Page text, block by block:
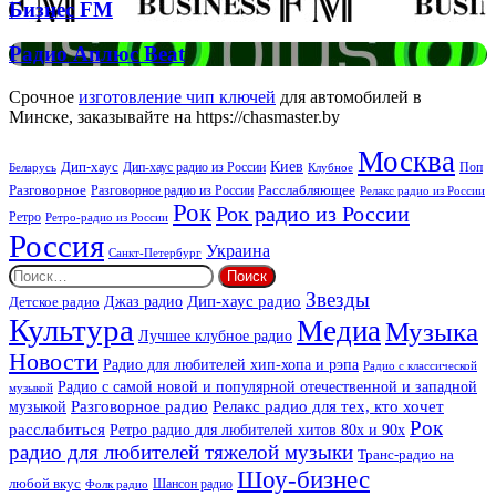
Бизнес
Бизнес FM
Радио
Аплюс
Beat
Радио Аплюс Beat
Срочное изготовление чип ключей для автомобилей в
Минске, заказывайте на https://chasmaster.by
Беларусь Дип-хаус Дип-хаус радио из России Киев Клубное Москва Поп
Разговорное Разговорное радио из России Расслабляющее Релакс радио из России
Ретро Ретро-радио из России РокРок радио из России
Россия Санкт-Петербург Украина
Найти:
Детское радио Джаз радио Дип-хаус радио Звезды
Культура Лучшее клубное радио МедиаМузыка
Новости Радио для любителей хип-хопа и рэпа Радио с классической
музыкой Радио с самой новой и популярной отечественной и западной
музыкой Разговорное радио Релакс радио для тех, кто хочет
расслабиться Ретро радио для любителей хитов 80х и 90х Рок
радио для любителей тяжелой музыки Транс-радио на
любой вкус Фолк радио Шансон радио Шоу-бизнес